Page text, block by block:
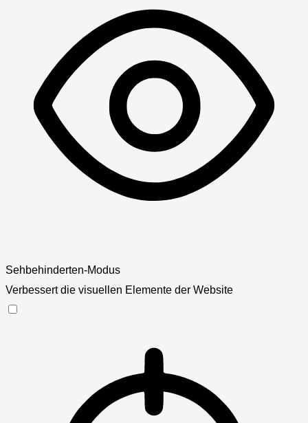
Sehbehinderten-Modus
Verbessert die visuellen Elemente der Website